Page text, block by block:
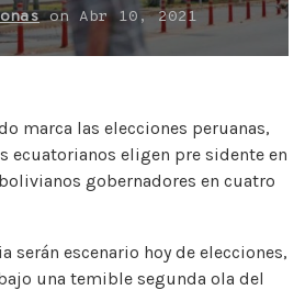
on Abr 10, 2021
marca las elecciones peruanas,
ecuatorianos eligen pre sidente en
gobernadores en cuatro
serán escenario hoy de elecciones,
una temible segunda ola del